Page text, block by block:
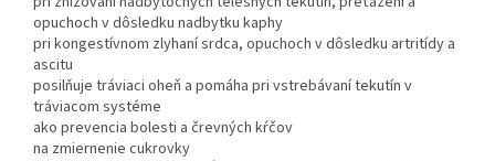
opuchoch v dôsledku nadbytku kaphy
pri kongestívnom zlyhaní srdca, opuchoch v dôsledku artritídy a
ascitu
posilňuje tráviaci oheň a pomáha pri vstrebávaní tekutín v
tráviacom systéme
ako prevencia bolesti a črevných kŕčov
na zmiernenie cukrovky